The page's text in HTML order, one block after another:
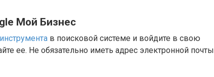
Мой Бизнес
в поисковой системе и войдите в свою
ее. Не обязательно иметь адрес электронной почты